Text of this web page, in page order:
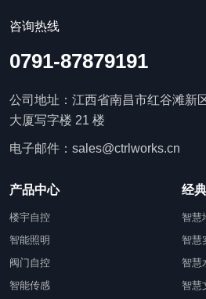
咨询热线
0791-87879191
公司地址：江西省南昌市红谷滩新
大厦写字楼 21 楼
电子邮件：sales@ctrlworks.cn
产品中心
楼宇自控
智能照明
阀门自控
智能传感
经
智慧
智慧
智慧
智慧